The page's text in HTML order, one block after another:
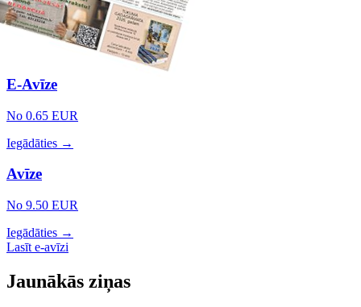
E-Avīze
No 0.65 EUR
Iegādāties →
Avīze
No 9.50 EUR
Iegādāties →
Lasīt e-avīzi
Jaunākās ziņas